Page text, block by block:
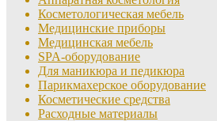
Косметологическая мебель
Медицинские приборы
Медицинская мебель
SPA-оборудование
Для маникюра и педикюра
Парикмахерское оборудование
Косметические средства
Расходные материалы